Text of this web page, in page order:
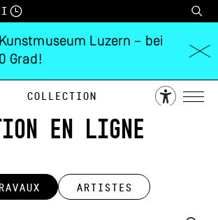
Luzern – bei
Grad!
Collection
EN LIGNE
ARTISTES